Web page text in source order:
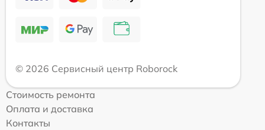
© 2026 Сервисный центр Roborock
Стоимость ремонта
Оплата и доставка
Контакты